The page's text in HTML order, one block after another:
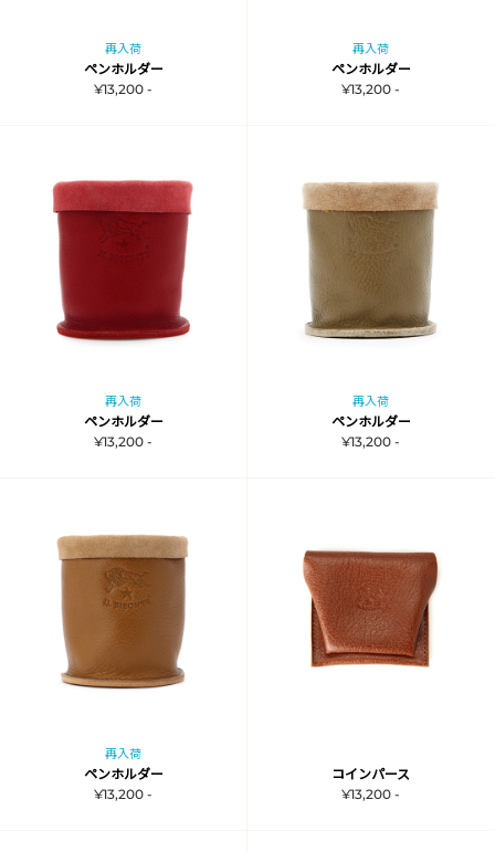
再入荷
ペンホルダー
¥13,200 -
再入荷
ペンホルダー
¥13,200 -
再入荷
ペンホルダー
¥13,200 -
再入荷
ペンホルダー
¥13,200 -
再入荷
ペンホルダー
¥13,200 -
コインパース
¥13,200 -